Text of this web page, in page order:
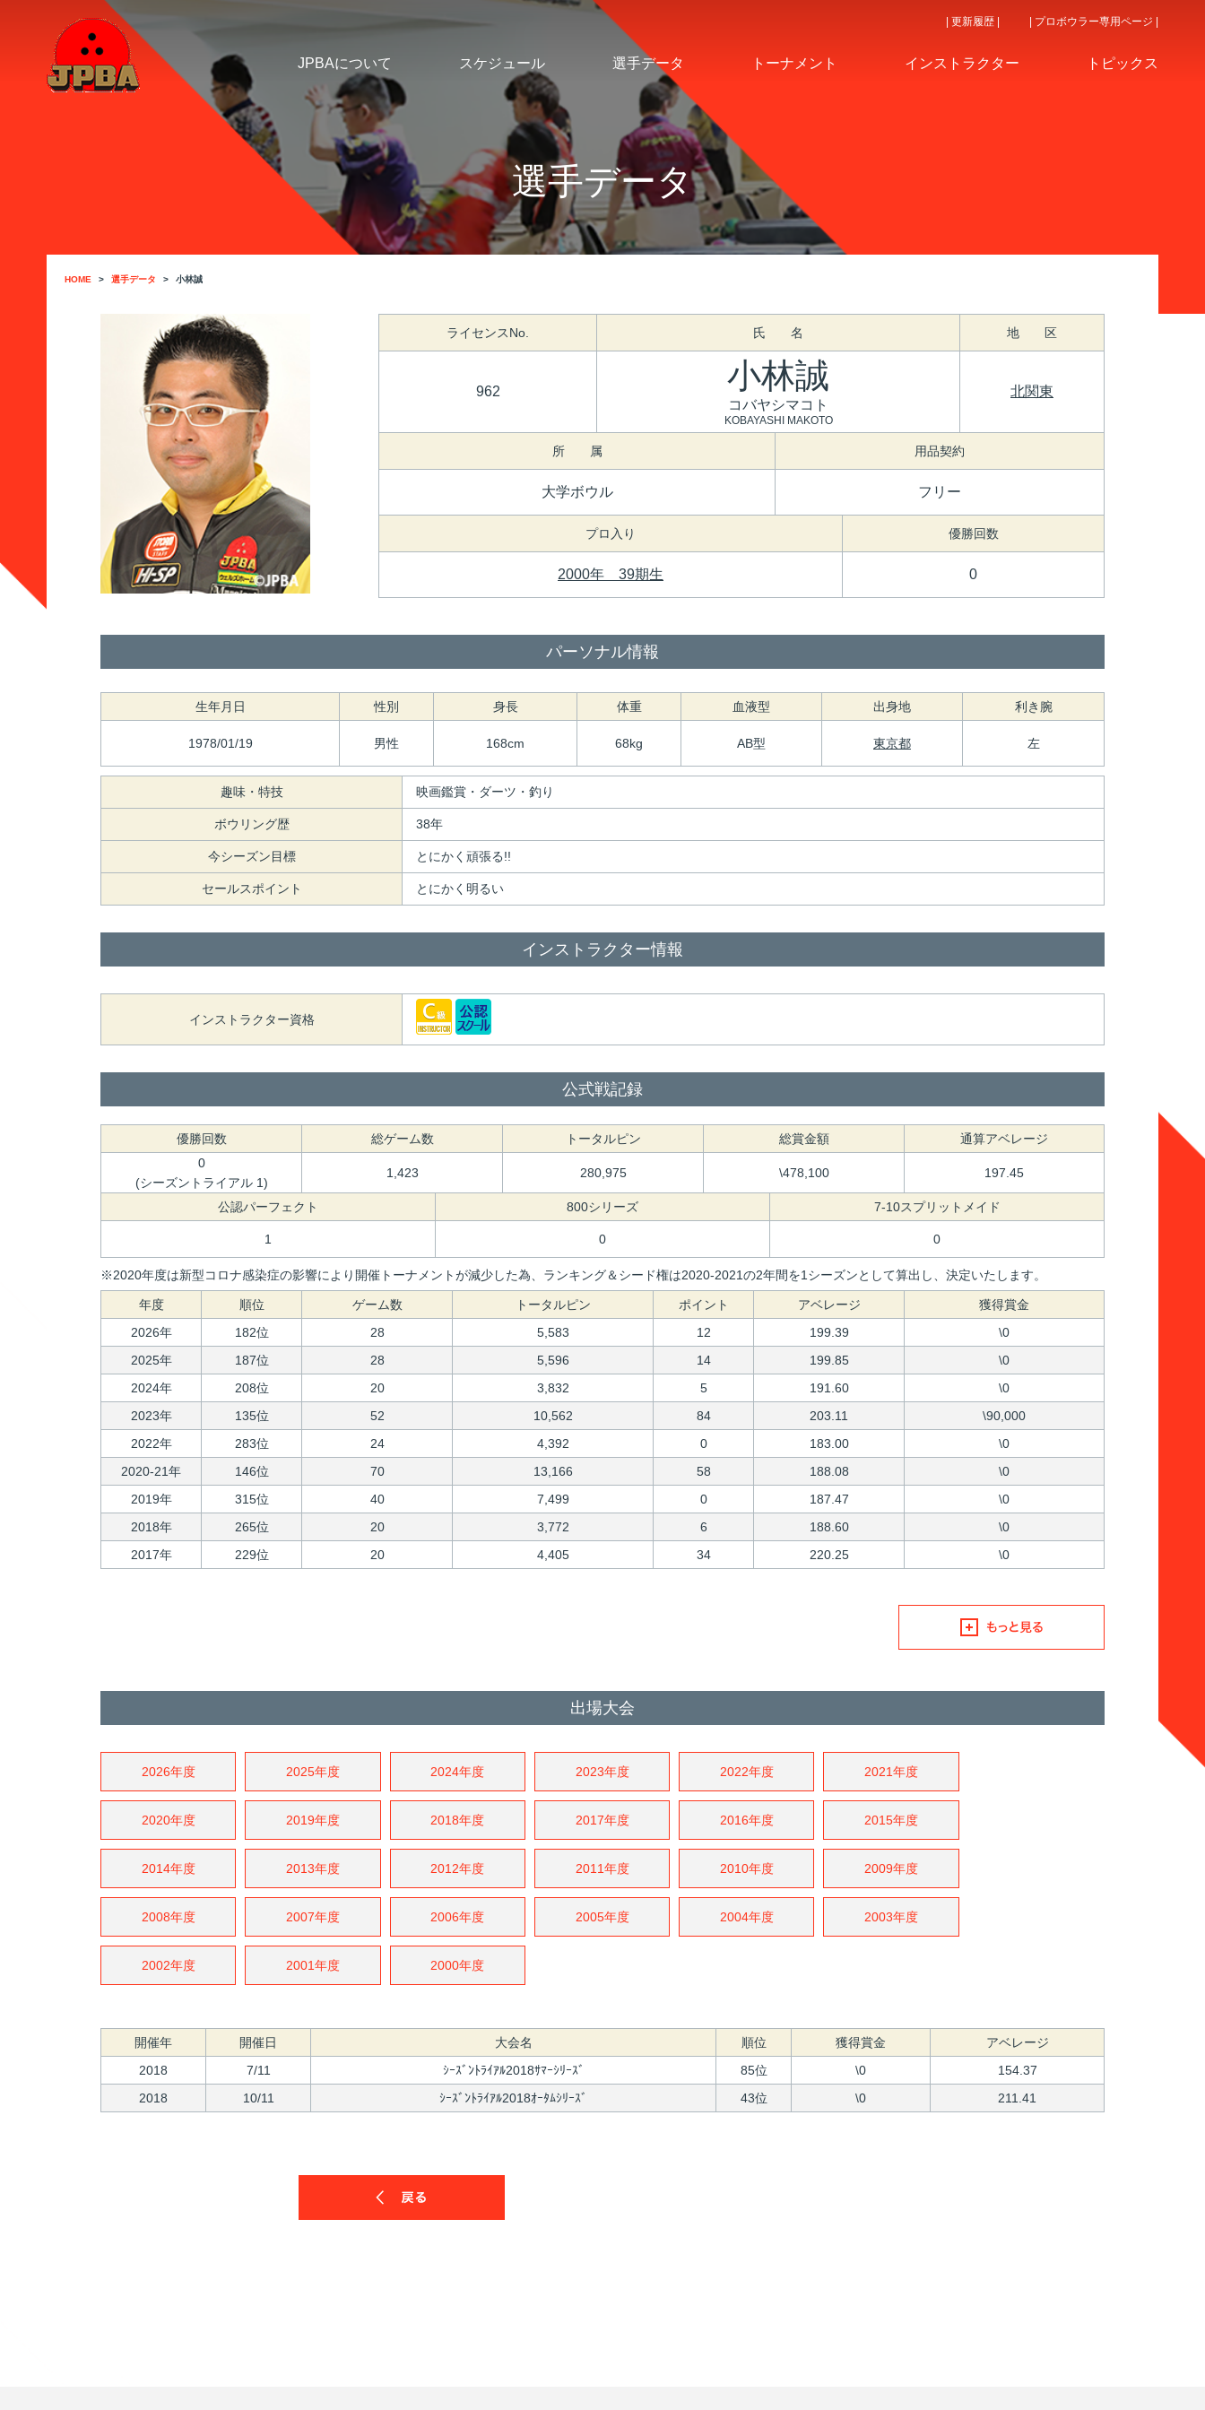
JPBAについて スケジュール 選手データ トーナメント インストラクター トピックス
| 更新履歴 | | プロボウラー専用ページ |
選手データ
HOME 選手データ 小林誠
ライセンスNo. 氏 名 地 区
962 小林誠
コバヤシマコト
KOBAYASHI MAKOTO
北関東
所 属 用品契約
大学ボウル フリー
プロ入り 優勝回数
2000年 39期生 0
パーソナル情報
生年月日 性別 身長 体重 血液型 出身地 利き腕
1978/01/19 男性 168cm 68kg AB型 東京都 左
趣味・特技 映画鑑賞・ダーツ・釣り
ボウリング歴 38年
今シーズン目標 とにかく頑張る!!
セールスポイント とにかく明るい
インストラクター情報
インストラクター資格
公式戦記録
優勝回数 総ゲーム数 トータルピン 総賞金額
通算アベレージ
0
(シーズントライアル 1)
1,423 280,975 \478,100 197.45
公認パーフェクト 800シリーズ 7-10スプリットメイド
1 0 0
※2020年度は新型コロナ感染症の影響により開催トーナメントが減少した為、ランキング＆シード権は2020-2021の2年間を1シーズンとして算出し、決定いたします。
年度 順位 ゲーム数 トータルピン ポイント アベレージ
獲得賞金
2026年
182位 28 5,583 12 199.39
\0
2025年
187位 28 5,596 14 199.85
\0
2024年
208位 20 3,832 5 191.60
\0
2023年
135位 52 10,562 84 203.11
\90,000
2022年
283位 24 4,392 0 183.00
\0
2020-21年
146位 70 13,166 58 188.08
\0
2019年
315位 40 7,499 0 187.47
\0
2018年
265位 20 3,772 6 188.60
\0
2017年
229位 20 4,405 34 220.25 \0
出場大会
2026年度 2025年度 2024年度 2023年度 2022年度 2021年度
2020年度 2019年度 2018年度 2017年度 2016年度 2015年度
2014年度 2013年度 2012年度 2011年度 2010年度 2009年度
2008年度 2007年度 2006年度 2005年度 2004年度 2003年度
2002年度 2001年度 2000年度
開催年 開催日 大会名 順位 獲得賞金
アベレージ
2018
7/11 ｼｰｽﾞﾝﾄﾗｲｱﾙ2018ｻﾏｰｼﾘｰｽﾞ 85位 \0
154.37
2018
10/11 ｼｰｽﾞﾝﾄﾗｲｱﾙ2018ｵｰﾀﾑｼﾘｰｽﾞ 43位 \0 211.41